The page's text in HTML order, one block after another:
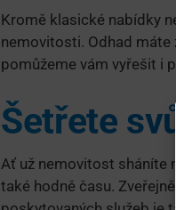
Kromě klasické nabídky
nemovitosti. Odhad
pomůžeme vám vyřešit i
Šetřete
Ať už nemovitost sháníte
také hodně času.